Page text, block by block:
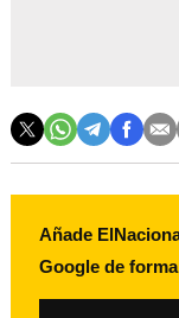
Añade
Google de